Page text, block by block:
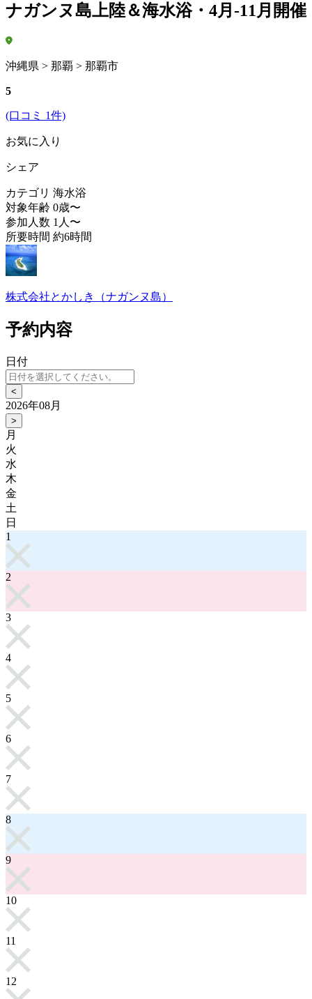
ナガンヌ島上陸＆海水浴・4月-11月開催
沖縄県 > 那覇 > 那覇市
5
(口コミ 1件)
お気に入り
シェア
カテゴリ 海水浴
対象年齢 0歳〜
参加人数 1人〜
所要時間 約6時間
株式会社とかしき（ナガンヌ島）
予約内容
日付
<
2026年08月
>
月
火
水
木
金
土
日
1
2
3
4
5
6
7
8
9
10
11
12